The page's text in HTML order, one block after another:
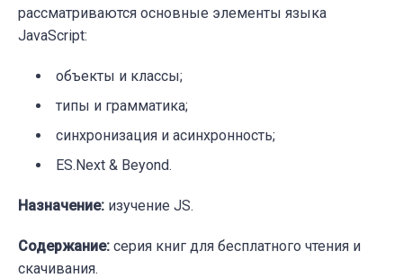
рассматриваются основные элементы языка
JavaScript:
объекты и классы;
типы и грамматика;
синхронизация и асинхронность;
ES.Next & Beyond.
Назначение: изучение JS.
Содержание: серия книг для бесплатного чтения и
скачивания.